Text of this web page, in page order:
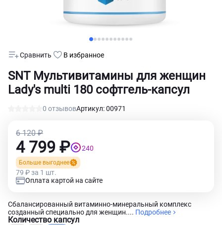
SNT Мультивитамины для женщин
Lady's multi 180 софтгель-капсул
0 отзывовАртикул: 00971
Сравнить В избранное
Сбалансированный витаминно-минеральный комплекс
созданный специально для женщин.... Подробнее
Количество капсул
6 120 ₽
4 799 ₽ 240
Больше выгоднее
79 ₽ за 1 шт.
Оплата картой на сайте